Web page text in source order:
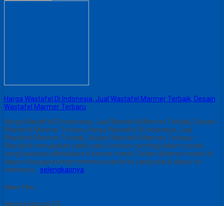
Harga Wastafel Di Indonesia, Jual Wastafel Marmer Terbaik, Desain
Wastafel Marmer Terbaru
Harga Wastafel Di Indonesia, Jual Wastafel Marmer Terbaik, Desain
Wastafel Marmer Terbaru Harga Wastafel Di Indonesia, Jual
Wastafel Marmer Terbaik, Desain Wastafel Marmer Terbaru –
Wastafel merupakan salah satu furniture penting dalam rumah
yang biasanya diletakkan di kamar mandi. Selain dikamar mandi di
dapur kita juga sering menemui wastafel, yang ada di dapur itu
namanya… selengkapnya
Share This :
Harga Hubungi CS